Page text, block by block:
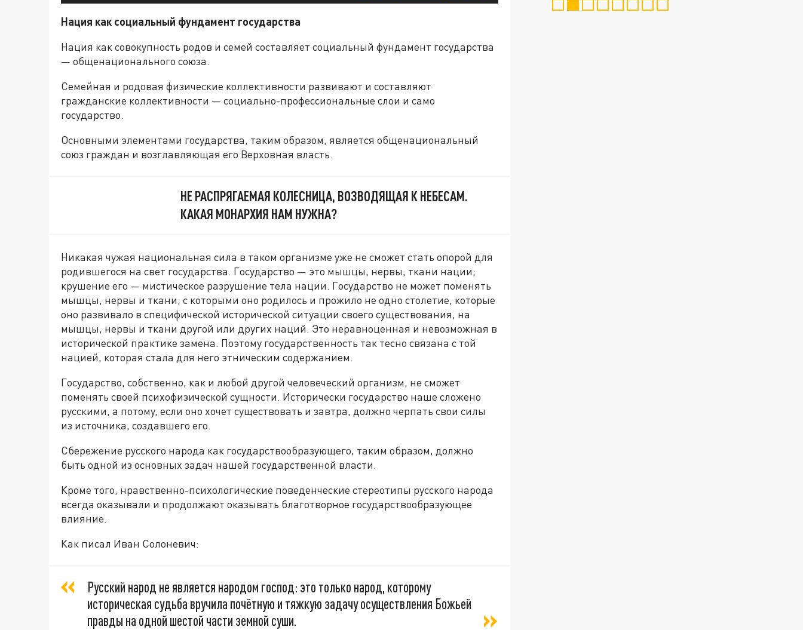
Нация как социальный фундамент государства
Нация как совокупность родов и семей составляет социальный фундамент государства
— общенационального союза.
Семейная и родовая физические коллективности развивают и составляют
гражданские коллективности — социально-профессиональные слои и само
государство.
Основными элементами государства, таким образом, является общенациональный
союз граждан и возглавляющая его Верховная власть.
НЕ РАСПРЯГАЕМАЯ КОЛЕСНИЦА, ВОЗВОДЯЩАЯ К НЕБЕСАМ.
КАКАЯ МОНАРХИЯ НАМ НУЖНА?
Никакая чужая национальная сила в таком организме уже не сможет стать опорой для
родившегося на свет государства. Государство — это мышцы, нервы, ткани нации;
крушение его — мистическое разрушение тела нации. Государство не может поменять
мышцы, нервы и ткани, с которыми оно родилось и прожило не одно столетие, которые
оно развивало в специфической исторической ситуации своего существования, на
мышцы, нервы и ткани другой или других наций. Это неравноценная и невозможная в
исторической практике замена. Поэтому государственность так тесно связана с той
нацией, которая стала для него этническим содержанием.
Государство, собственно, как и любой другой человеческий организм, не сможет
поменять своей психофизической сущности. Исторически государство наше сложено
русскими, а потому, если оно хочет существовать и завтра, должно черпать свои силы
из источника, создавшего его.
Сбережение русского народа как государствообразующего, таким образом, должно
быть одной из основных задач нашей государственной власти.
Кроме того, нравственно-психологические поведенческие стереотипы русского народа
всегда оказывали и продолжают оказывать благотворное государствообразующее
влияние.
Как писал Иван Солоневич:
Русский народ не является народом господ: это только народ, которому
историческая судьба вручила почётную и тяжкую задачу осуществления Божьей
правды на одной шестой части земной суши.